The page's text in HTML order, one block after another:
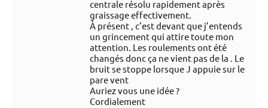
centrale résolu rapidement après
graissage effectivement.
À présent , c’est devant que j’entends
un grincement qui attire toute mon
attention. Les roulements ont été
changés donc ça ne vient pas de la . Le
bruit se stoppe lorsque J appuie sur le
pare vent
Auriez vous une idée ?
Cordialement